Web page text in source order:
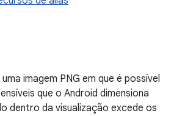
uma imagem PNG em que é possível
que o Android dimensiona
dentro da visualização excede os